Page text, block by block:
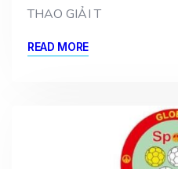
THAO GIẢI T
READ MORE